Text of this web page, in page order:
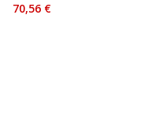
70,56 €